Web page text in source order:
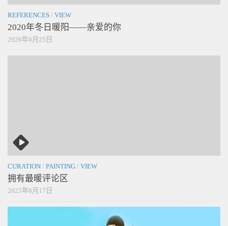
REFERENCES / VIEW
2020年冬日暖阳——亲爱的你
2026年6月25日
CURATION / PAINTING / VIEW
拥有最暖评论区
2025年8月17日